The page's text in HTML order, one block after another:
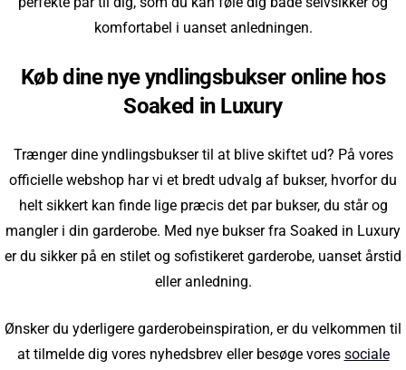
komfortabel i uanset anledningen.
Køb dine nye yndlingsbukser online hos
Soaked in Luxury
Trænger dine yndlingsbukser til at blive skiftet ud? På vores
officielle webshop har vi et bredt udvalg af bukser, hvorfor du
helt sikkert kan finde lige præcis det par bukser, du står og
mangler i din garderobe. Med nye bukser fra Soaked in Luxury
er du sikker på en stilet og sofistikeret garderobe, uanset årstid
eller anledning.
Ønsker du yderligere garderobeinspiration, er du velkommen til
at tilmelde dig vores nyhedsbrev eller besøge vores sociale